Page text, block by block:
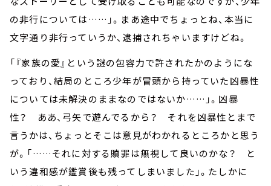
の非行については……」。まあ途中でちょっとね、本当に
文字通り非行っていうか、逮捕されちゃいますけどね。
「『家族の愛』という謎の包容力で許されたかのようにな
っており、結局のところ少年が冒頭から持っていた凶暴性
については未解決のままなのではないか……」。凶暴
性？ ああ、弓矢で遊んでるから？ それを凶暴性とまで
言うかは、ちょっとそこは意見がわかれるところかと思う
が。「……それに対する贖罪は無視して良いのかな？ と
いう違和感が鑑賞後も残ってしまいました」。たしかに